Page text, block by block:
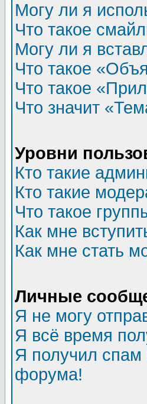
Могу ли я
Что такое
Могу ли я
Что такое
Что такое
Что значит
Уровни
Кто такие
Кто такие
Что такое
Как мне
Как мне стать
Личные
Я не могу
Я всё время
Я получил спам
форума!